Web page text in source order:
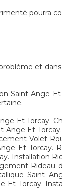
pourra
et
Saint Ange
Et Torcay.
Et
Volet
Et Torcay.
Installation
Saint
Et Torcay.